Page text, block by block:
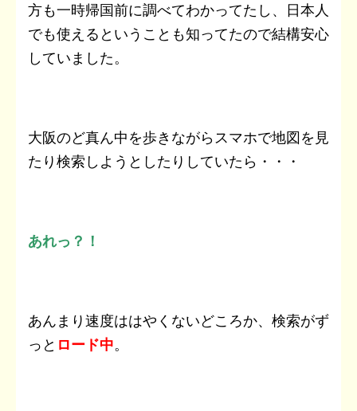
方も一時帰国前に調べてわかってたし、日本人
でも使えるということも知ってたので結構安心
していました。
大阪のど真ん中を歩きながらスマホで地図を見
たり検索しようとしたりしていたら・・・
あれっ？！
あんまり速度ははやくないどころか、検索がず
っと ロード中。